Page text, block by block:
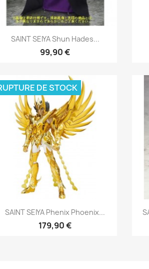
Aperçu rapide
SAINT SEIYA Shun Hades...
99,90 €
Aperçu rapide
SAINT SEIYA Phenix Phoenix...
179,90 €
DE STOCK